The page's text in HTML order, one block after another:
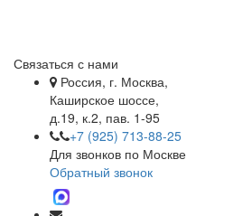
Связаться с нами
Россия, г. Москва,
Каширское шоссе,
д.19, к.2, пав. 1-95
+7 (925) 713-88-25
Для звонков по Москве
Обратный звонок